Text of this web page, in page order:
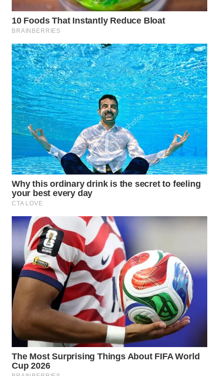
SUKABUMI
WN
PURWAKARTA
WN
PRIANGAN
TIMUR
WN
SEMARANG
WN
SOLO
WN
BOROBUDUR
WN
MADURA
WN
SURABAYA
NATUNA
WN
BINTAN
WN